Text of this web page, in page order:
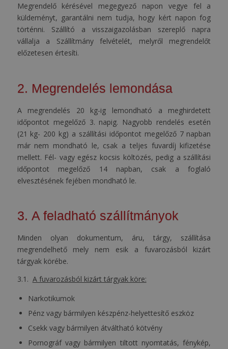
Megrendelő kérésével megegyező napon vegye fel a
küldeményt, garantálni nem tudja, hogy kért napon fog
történni. Szállító a visszaigazolásban szereplő napra
vállalja a Szállítmány felvételét, melyről megrendelőt
előzetesen értesíti.
2. Megrendelés lemondása
A megrendelés 20 kg-ig lemondható a meghirdetett
időpontot megelőző 3. napig. Nagyobb rendelés esetén
(21 kg- 200 kg) a szállítási időpontot megelőző 7 napban
már nem mondható le, csak a teljes fuvardíj kifizetése
mellett. Fél- vagy egész kocsis költözés, pedig a szállítási
időpontot megelőző 14 napban, csak a foglaló
elvesztésének fejében mondható le.
3. A feladható szállítmányok
Minden olyan dokumentum, áru, tárgy, szállítása
megrendelhető mely nem esik a fuvarozásból kizárt
tárgyak körébe.
3.1. A fuvarozásból kizárt tárgyak köre:
Narkotikumok
Pénz vagy bármilyen készpénz-helyettesítő eszköz
Csekk vagy bármilyen átváltható kötvény
Pornográf vagy bármilyen tiltott nyomtatás, fénykép,